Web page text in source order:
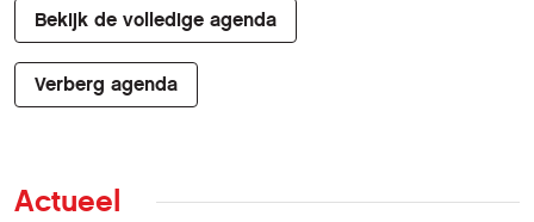
Bekijk de volledige agenda
Verberg agenda
Actueel